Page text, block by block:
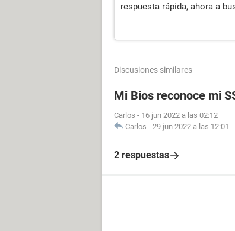
respuesta rápida, ahora a
Discusiones similares
Mi Bios reconoce mi
Carlos - 16 jun 2022 a las 02:12
Carlos - 29 jun 2022 a las 12:01
2 respuestas